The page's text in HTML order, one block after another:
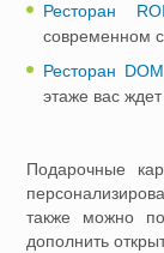
Ресторан ROI
современном
Ресторан DOM
этаже вас
Подарочные
также можно
дополнить